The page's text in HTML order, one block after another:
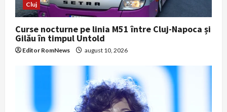
Cluj
Curse nocturne pe linia M51 între Cluj-Napoca și
Gilău în timpul Untold
Editor RomNews august 10, 2026